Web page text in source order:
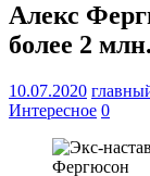
Алекс
более 2
10.07.2020
Интересное 0